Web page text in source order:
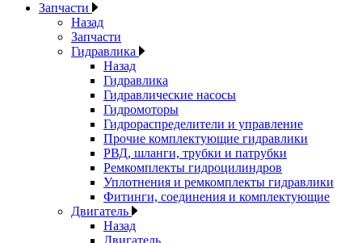
Запчасти
Назад
Запчасти
Гидравлика
Назад
Гидравлика
Гидравлические насосы
Гидромоторы
Гидрораспределители и управление
Прочие комплектующие гидравлики
РВД, шланги, трубки и патрубки
Ремкомплекты гидроцилиндров
Уплотнения и ремкомплекты гидравлики
Фитинги, соединения и комплектующие
Двигатель
Назад
Двигатель